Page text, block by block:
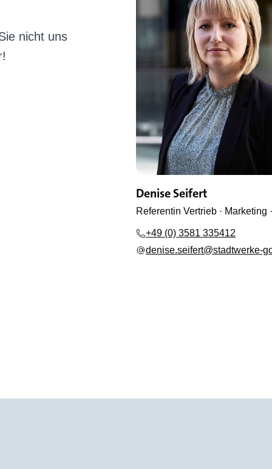
nicht uns
Denise Seifert
Referentin Vertrieb · Marketing
+49 (0) 3581 335412
denise.seifert@stadtwerke-